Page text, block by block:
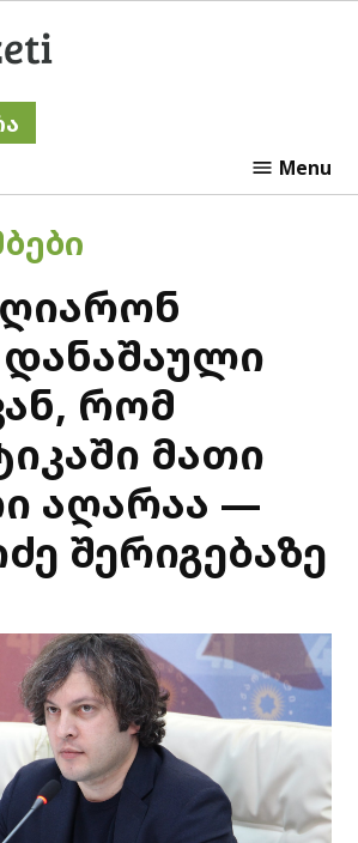
Menu
რომ
მათი
აღარაა —
შერიგებაზე